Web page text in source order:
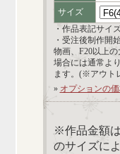
サイズ
・作品表記サイ
・受注後制作開
物画、F20以上
場合には通常よ
ます。(※アウト
» オプションの
※作品金額
のサイズに